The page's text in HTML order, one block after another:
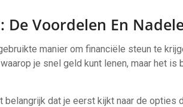
De Voordelen En
manier om financiële steun te
je snel geld kunt lenen, maar het is
dat je eerst kijkt naar de opties